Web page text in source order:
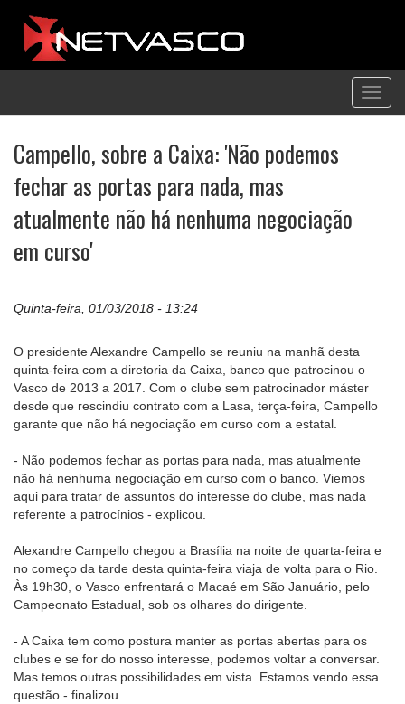
Campello, sobre a Caixa: 'Não podemos
fechar as portas para nada, mas
atualmente não há nenhuma negociação
em curso'
Quinta-feira, 01/03/2018 - 13:24
O presidente Alexandre Campello se reuniu na manhã desta
quinta-feira com a diretoria da Caixa, banco que patrocinou o
Vasco de 2013 a 2017. Com o clube sem patrocinador máster
desde que rescindiu contrato com a Lasa, terça-feira, Campello
garante que não há negociação em curso com a estatal.
- Não podemos fechar as portas para nada, mas atualmente
não há nenhuma negociação em curso com o banco. Viemos
aqui para tratar de assuntos do interesse do clube, mas nada
referente a patrocínios - explicou.
Alexandre Campello chegou a Brasília na noite de quarta-feira e
no começo da tarde desta quinta-feira viaja de volta para o Rio.
Às 19h30, o Vasco enfrentará o Macaé em São Januário, pelo
Campeonato Estadual, sob os olhares do dirigente.
- A Caixa tem como postura manter as portas abertas para os
clubes e se for do nosso interesse, podemos voltar a conversar.
Mas temos outras possibilidades em vista. Estamos vendo essa
questão - finalizou.